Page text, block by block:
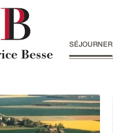
SÉJOURNER